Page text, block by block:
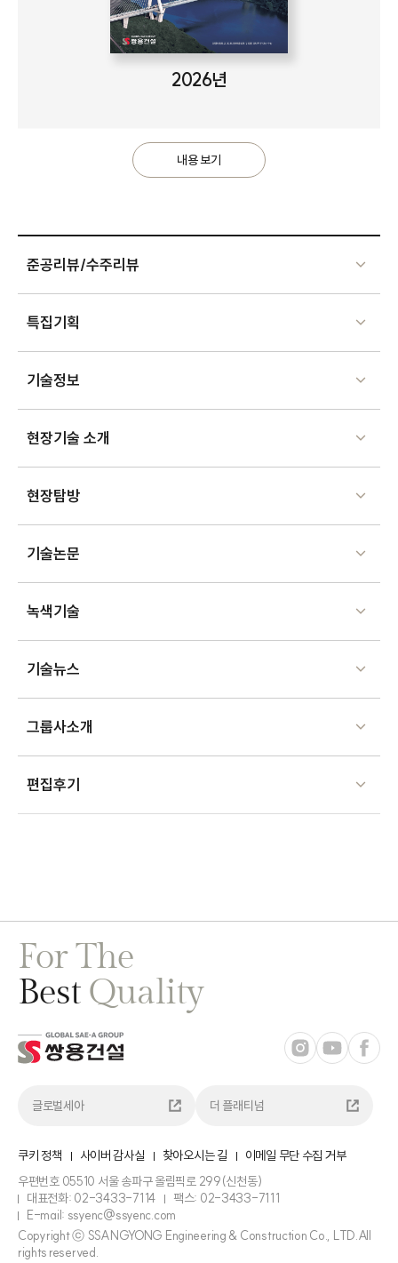
2026년
내용 보기
준공리뷰/수주리뷰
특집기획
기술정보
현장기술 소개
현장탐방
기술논문
녹색기술
기술뉴스
그룹사소개
편집후기
For The
BestQuality
글로벌세아 더 플래티넘
쿠키 정책 사이버 감사실 찾아오시는 길
이메일 무단 수집 거부
우편번호 05510 서울 송파구 올림픽로 299(신천동)
대표전화: 02-3433-7114
팩스: 02-3433-7111
E-mail: ssyenc@ssyenc.com
Copyright ⓒ SSANGYONG Engineering & Construction Co., LTD.All
rights reserved.